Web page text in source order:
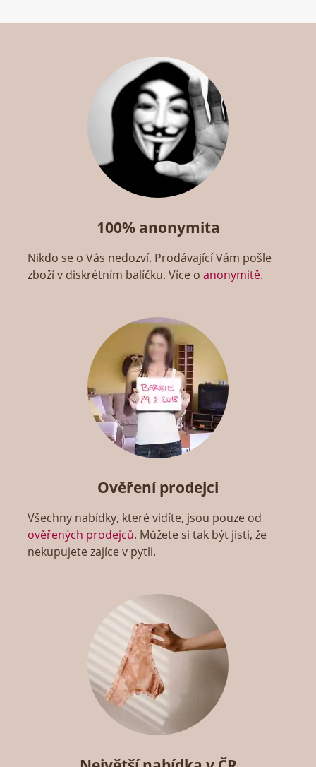
100% anonymita
Nikdo se o Vás nedozví. Prodávající Vám pošle
zboží v diskrétním balíčku. Více oanonymitě.
Ověření prodejci
Všechny nabídky, které vidíte, jsou pouze od
ověřených prodejců. Můžete si tak být jisti, že
nekupujete zajíce v pytli.